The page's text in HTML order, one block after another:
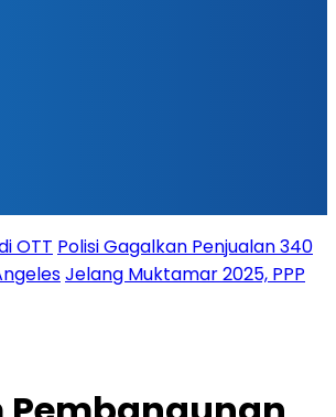
OTT Polisi Gagalkan Penjualan 340
Jelang Muktamar 2025, PPP